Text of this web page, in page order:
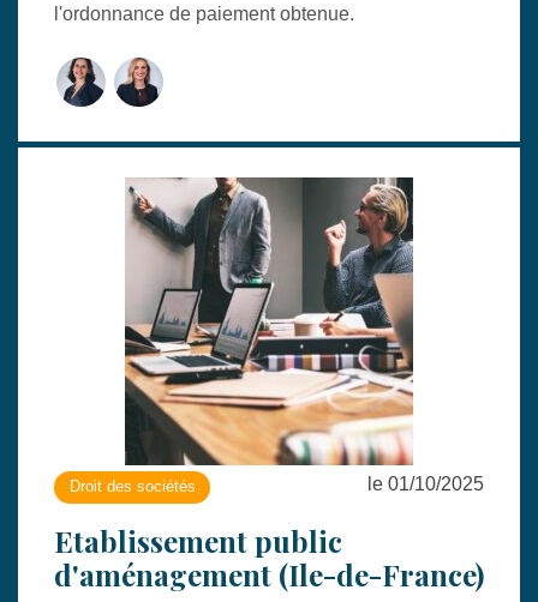
l'ordonnance de paiement obtenue.
Droit des sociétés le 01/10/2025
Etablissement public
d'aménagement (Ile-de-France)